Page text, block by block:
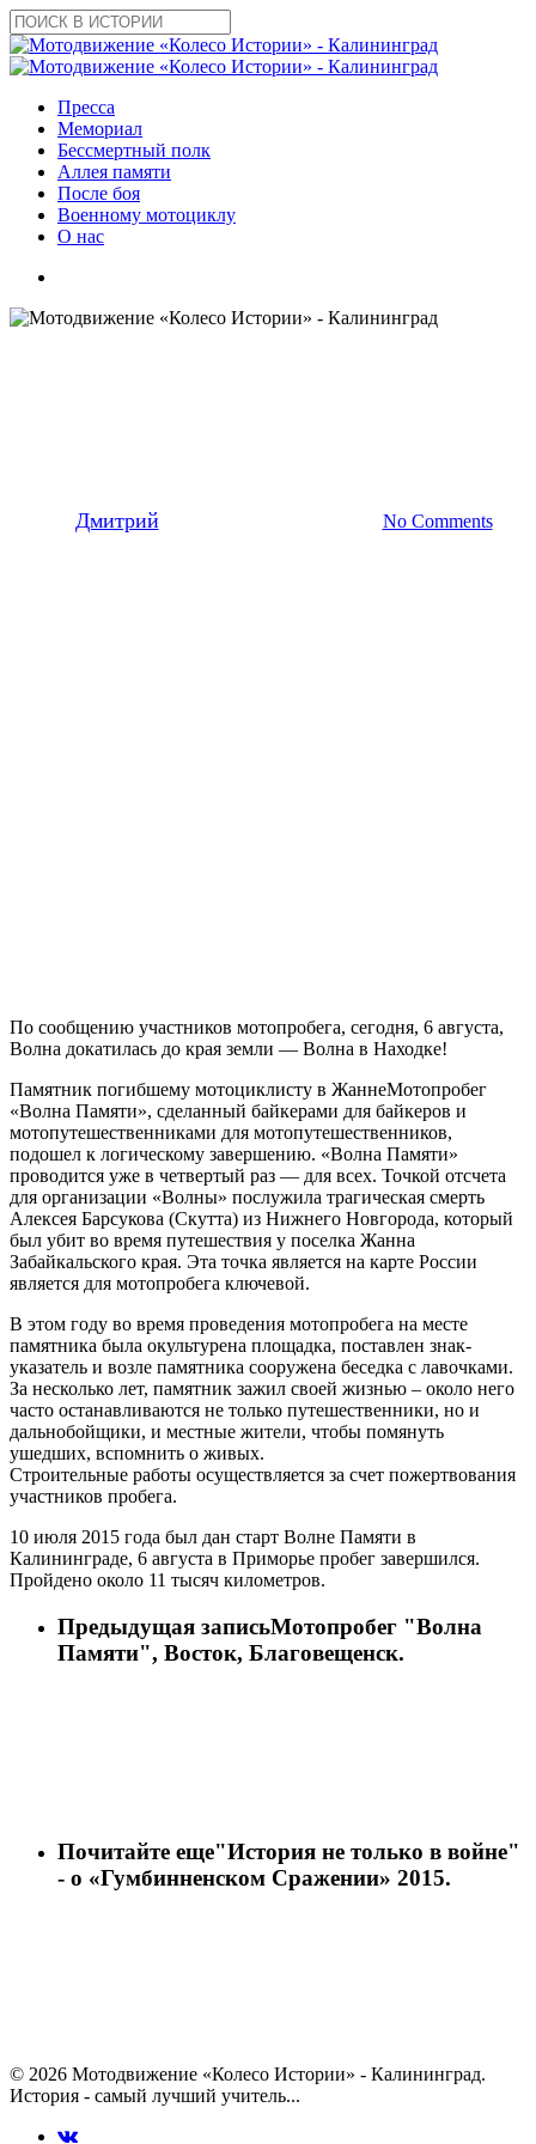
Skip
to
main
Close
Search
search
Menu
Пресса
Мемориал
Бессмертный полк
Аллея памяти
После боя
Военному мотоциклу
О нас
Дмитрий No Comments
По сообщению участников мотопробега, сегодня, 6 августа,
Волна докатилась до края земли — Волна в Находке!
Памятник погибшему мотоциклисту в ЖаннеМотопробег
«Волна Памяти», сделанный байкерами для байкеров и
мотопутешественниками для мотопутешественников,
подошел к логическому завершению. «Волна Памяти»
проводится уже в четвертый раз — для всех. Точкой отсчета
для организации «Волны» послужила трагическая смерть
Алексея Барсукова (Скутта) из Нижнего Новгорода, который
был убит во время путешествия у поселка Жанна
Забайкальского края. Эта точка является на карте России
является для мотопробега ключевой.
В этом году во время проведения мотопробега на месте
памятника была окультурена площадка, поставлен знак-
указатель и возле памятника сооружена беседка с лавочками.
За несколько лет, памятник зажил своей жизнью – около него
часто останавливаются не только путешественники, но и
дальнобойщики, и местные жители, чтобы помянуть
ушедших, вспомнить о живых.
Строительные работы осуществляется за счет пожертвования
участников пробега.
10 июля 2015 года был дан старт Волне Памяти в
Калининграде, 6 августа в Приморье пробег завершился.
Пройдено около 11 тысяч километров.
Предыдущая записьМотопробег "Волна
Памяти", Восток, Благовещенск.
Почитайте еще"История не только в войне"
- о «Гумбинненском Сражении» 2015.
© 2026 Мотодвижение «Колесо Истории» - Калининград.
История - самый лучший учитель...
vk